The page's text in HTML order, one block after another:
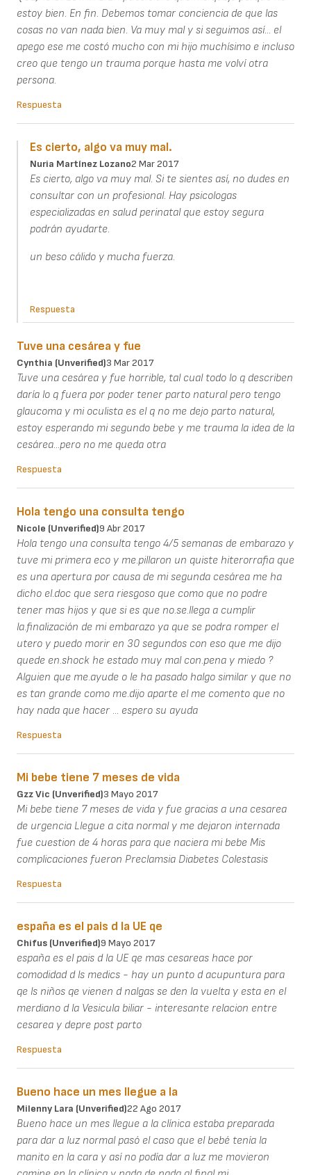
estoy bien. En fin. Debemos tomar conciencia de que las
cosas no van nada bien. Va muy mal y si seguimos así... el
apego ese me costó mucho con mi hijo muchísimo e incluso
creo que tengo un trauma porque hasta me volví otra
persona.
Respuesta
Es cierto, algo va muy mal.
Nuria Martínez Lozano2 Mar 2017
Es cierto, algo va muy mal. Si te sientes así, no dudes en
consultar con un profesional. Hay psicologas
especializadas en salud perinatal que estoy segura
podrán ayudarte.
un beso cálido y mucha fuerza.
Respuesta
Tuve una cesárea y fue
Cynthia (unverified)3 Mar 2017
Tuve una cesárea y fue horrible, tal cual todo lo q describen
daría lo q fuera por poder tener parto natural pero tengo
glaucoma y mi oculista es el q no me dejo parto natural,
estoy esperando mi segundo bebe y me trauma la idea de la
cesárea...pero no me queda otra
Respuesta
Hola tengo una consulta tengo
Nicole (unverified)9 Abr 2017
Hola tengo una consulta tengo 4/5 semanas de embarazo y
tuve mi primera eco y me.pillaron un quiste hiterorrafia que
es una apertura por causa de mi segunda cesárea me ha
dicho el.doc que sera riesgoso que como que no podre
tener mas hijos y que si es que no.se.llega a cumplir
la.finalización de mi embarazo ya que se podra romper el
utero y puedo morir en 30 segundos con eso que me dijo
quede en.shock he estado muy mal con.pena y miedo ?
Alguien que me.ayude o le ha pasado halgo similar y que no
es tan grande como me.dijo aparte el me comento que no
hay nada que hacer ... espero su ayuda
Respuesta
Mi bebe tiene 7 meses de vida
Gzz Vic (unverified)3 Mayo 2017
Mi bebe tiene 7 meses de vida y fue gracias a una cesarea
de urgencia Llegue a cita normal y me dejaron internada
fue cuestion de 4 horas para que naciera mi bebe Mis
complicaciones fueron Preclamsia Diabetes Colestasis
Respuesta
españa es el pais d la UE qe
Chifus (unverified)9 Mayo 2017
españa es el pais d la UE qe mas cesareas hace por
comodidad d ls medics - hay un punto d acupuntura para
qe ls niños qe vienen d nalgas se den la vuelta y esta en el
merdiano d la Vesicula biliar - interesante relacion entre
cesarea y depre post parto
Respuesta
Bueno hace un mes llegue a la
Milenny Lara (unverified)22 Ago 2017
Bueno hace un mes llegue a la clínica estaba preparada
para dar a luz normal pasó el caso que el bebé tenía la
manito en la cara y así no podía dar a luz me movieron